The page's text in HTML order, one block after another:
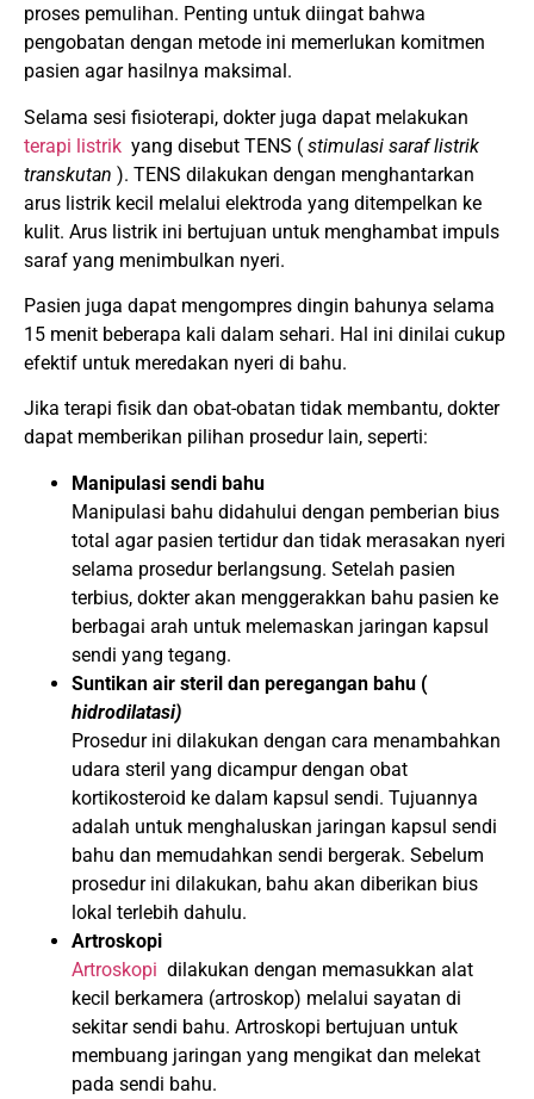
proses pemulihan. Penting untuk diingat bahwa
pengobatan dengan metode ini memerlukan komitmen
pasien agar hasilnya maksimal.
Selama sesi fisioterapi, dokter juga dapat melakukan
terapi listrik yang disebut TENS ( stimulasi saraf listrik
transkutan ). TENS dilakukan dengan menghantarkan
arus listrik kecil melalui elektroda yang ditempelkan ke
kulit. Arus listrik ini bertujuan untuk menghambat impuls
saraf yang menimbulkan nyeri.
Pasien juga dapat mengompres dingin bahunya selama
15 menit beberapa kali dalam sehari. Hal ini dinilai cukup
efektif untuk meredakan nyeri di bahu.
Jika terapi fisik dan obat-obatan tidak membantu, dokter
dapat memberikan pilihan prosedur lain, seperti:
Manipulasi sendi bahu
Manipulasi bahu didahului dengan pemberian bius
total agar pasien tertidur dan tidak merasakan nyeri
selama prosedur berlangsung. Setelah pasien
terbius, dokter akan menggerakkan bahu pasien ke
berbagai arah untuk melemaskan jaringan kapsul
sendi yang tegang.
Suntikan air steril dan peregangan bahu (
hidrodilatasi)
Prosedur ini dilakukan dengan cara menambahkan
udara steril yang dicampur dengan obat
kortikosteroid ke dalam kapsul sendi. Tujuannya
adalah untuk menghaluskan jaringan kapsul sendi
bahu dan memudahkan sendi bergerak. Sebelum
prosedur ini dilakukan, bahu akan diberikan bius
lokal terlebih dahulu.
Artroskopi
Artroskopi dilakukan dengan memasukkan alat
kecil berkamera (artroskop) melalui sayatan di
sekitar sendi bahu. Artroskopi bertujuan untuk
membuang jaringan yang mengikat dan melekat
pada sendi bahu.